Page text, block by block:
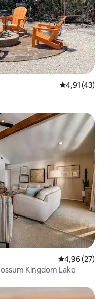
Calificación
4,91 (43)
Calificación
4,96 (27)
Kingdom Lake